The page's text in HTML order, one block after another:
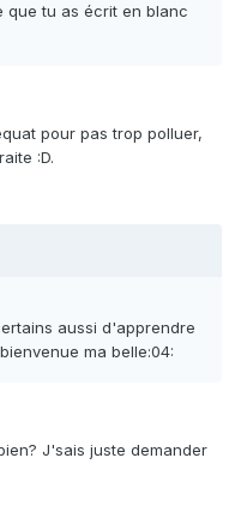
que tu as écrit en blanc
pour pas trop polluer,
:D.
aussi d'apprendre
ma belle:04:
J'sais juste demander